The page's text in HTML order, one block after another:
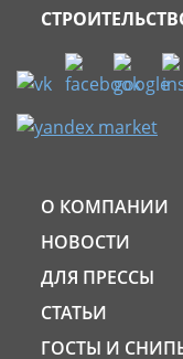
О КОМПАНИИ
НОВОСТИ
ДЛЯ ПРЕССЫ
СТАТЬИ
ГОСТЫ И